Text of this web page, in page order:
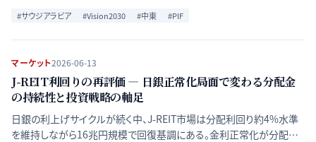
ータで評価する。
#サウジアラビア #Vision2030 #中東 #PIF
マーケット2026-06-13
J-REIT利回りの再評価 ― 日銀正常化局面で変わる分配金
の持続性と投資戦略の軸足
日銀の利上げサイクルが続く中、J-REIT市場は分配利回り約4%水準
を維持しながら16兆円規模で回復基調にある。金利正常化が分配金